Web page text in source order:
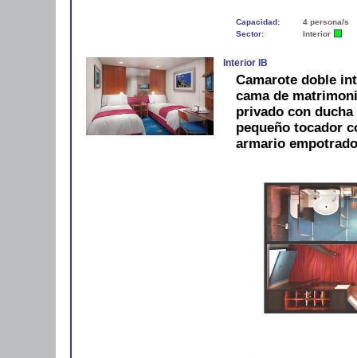
Capacidad:
4 persona/s
Sector:
Interior
Interior IB
Camarote doble
cama de
privado con
pequeño tocador
armario